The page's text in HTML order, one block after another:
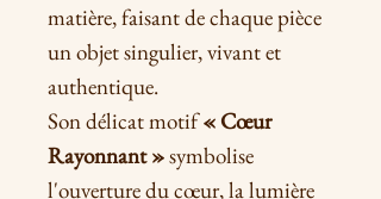
matière, faisant de chaque pièce
un objet singulier, vivant et
authentique.
Son délicat motif« Cœur
Rayonnant »symbolise
l'ouverture du cœur, la lumière